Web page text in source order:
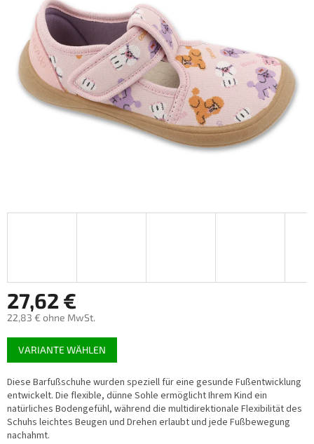
27,62 €
22,83 € ohne MwSt.
Verkaufspreis:
VARIANTE WÄHLEN
Diese Barfußschuhe wurden speziell für eine gesunde Fußentwicklung
entwickelt. Die flexible, dünne Sohle ermöglicht Ihrem Kind ein
natürliches Bodengefühl, während die multidirektionale Flexibilität des
Schuhs leichtes Beugen und Drehen erlaubt und jede Fußbewegung
nachahmt.